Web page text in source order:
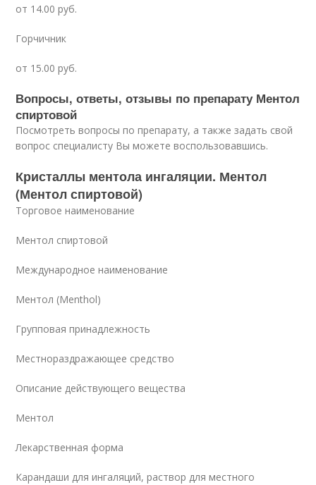
от 14.00 руб.
Горчичник
от 15.00 руб.
Вопросы, ответы, отзывы по препарату Ментол
спиртовой
Посмотреть вопросы по препарату, а также задать свой
вопрос специалисту Вы можете воспользовавшись.
Кристаллы ментола ингаляции. Ментол
(Ментол спиртовой)
Торговое наименование
Ментол спиртовой
Международное наименование
Ментол (Menthol)
Групповая принадлежность
Местнораздражающее средство
Описание действующего вещества
Ментол
Лекарственная форма
Карандаши для ингаляций, раствор для местного